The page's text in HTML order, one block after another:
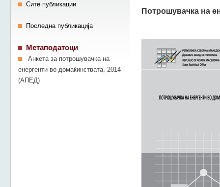
Потрошувачка на
Сите публикации
Последна публикација
Метаподатоци
Анкета за потрошувачка на
енергенти во домаќинствата, 2014
(АПЕД)